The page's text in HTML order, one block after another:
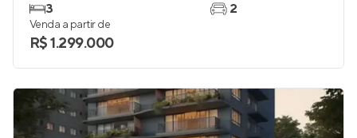
3
2
Venda a partir de
R$ 1.299.000